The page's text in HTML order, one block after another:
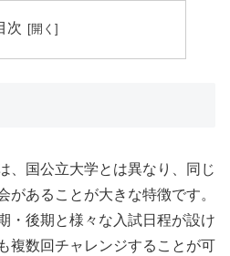
次
、国公立大学とは異なり、同じ
があることが大きな特徴です。
・後期と様々な入試日程が設け
複数回チャレンジすることが可